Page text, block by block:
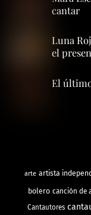
cantar
Luna
el
El
arte artista
bolero canción de
Cantautores